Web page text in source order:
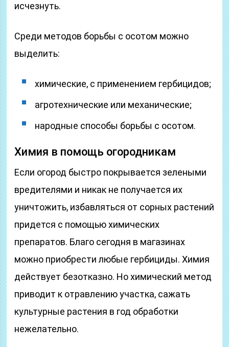
исчезнуть.
Среди методов борьбы с осотом можно
выделить:
химические, с применением гербицидов;
агротехнические или механические;
народные способы борьбы с осотом.
Химия в помощь огородникам
Если огород быстро покрывается зелеными
вредителями и никак не получается их
уничтожить, избавляться от сорных растений
придется с помощью химических
препаратов. Благо сегодня в магазинах
можно приобрести любые гербициды. Химия
действует безотказно. Но химический метод
приводит к отравлению участка, сажать
культурные растения в год обработки
нежелательно.